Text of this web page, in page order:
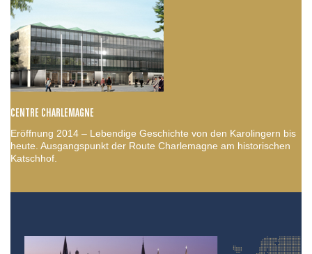
CENTRE CHARLEMAGNE
Eröffnung 2014 – Lebendige Geschichte von den Karolingern bis
heute. Ausgangspunkt der Route Charlemagne am historischen
Katschhof.